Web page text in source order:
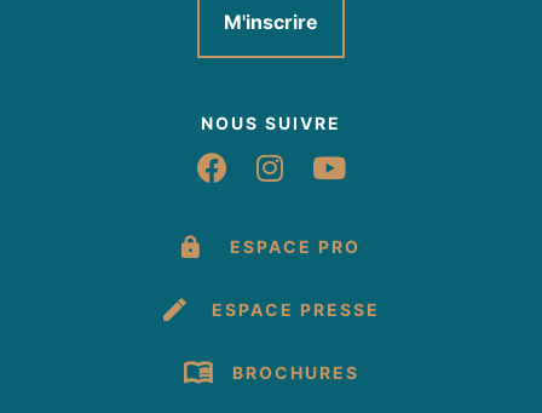
Télévision
M'inscrire
NOUS SUIVRE
Suivez-nous sur
Suivez-nous sur
Suivez-nous
ESPACE PRO
ESPACE PRESSE
BROCHURES